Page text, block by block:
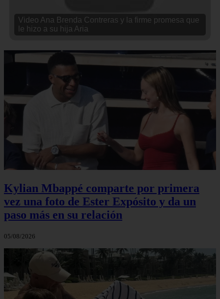
Video Ana Brenda Contreras y la firme promesa que
le hizo a su hija Aria
Kylian Mbappé comparte por primera
vez una foto de Ester Expósito y da un
paso más en su relación
05/08/2026